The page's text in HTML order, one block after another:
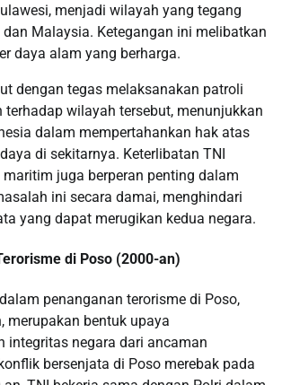
menjadi wilayah yang tegang
Malaysia. Ketegangan ini melibatkan
daya alam yang berharga.
dengan tegas melaksanakan patroli
terhadap wilayah tersebut, menunjukkan
dalam mempertahankan hak atas
di sekitarnya. Keterlibatan TNI
juga berperan penting dalam
ini secara damai, menghindari
yang dapat merugikan kedua negara.
di Poso (2000-an)
penanganan terorisme di Poso,
merupakan bentuk upaya
integritas negara dari ancaman
bersenjata di Poso merebak pada